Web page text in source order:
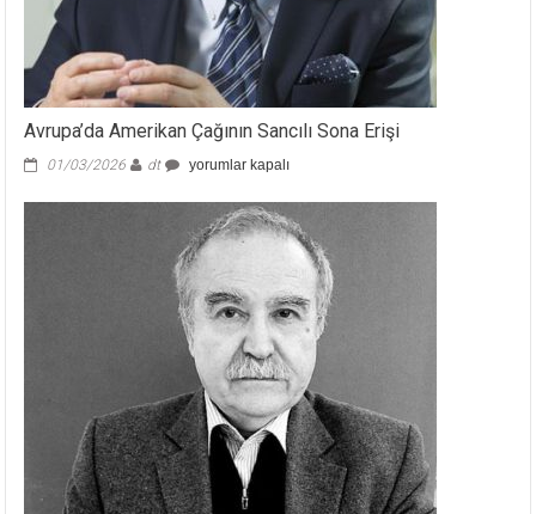
Avrupa’da Amerikan Çağının Sancılı Sona Erişi
01/03/2026 dt
Avrupa’da
Çağının
Sancılı
Sona
Erişi
için
yorumlar kapalı